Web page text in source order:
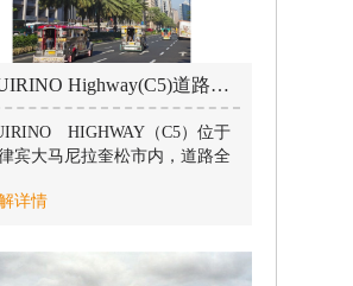
QUIRINO Highway(C5)道路工程 / 2019-07-10
HIGHWAY（C5）位于
宾大马尼拉奎松市内，道路全
项目部克服了交通拥堵、台风
，加班加点、迎难而上，最终
期完成了全部施工任务，赢得了
详情